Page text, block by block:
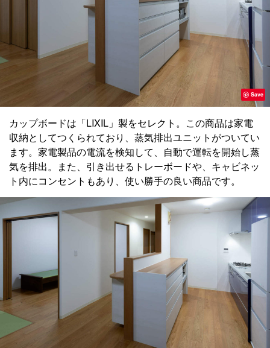
Save
カップボードは「LIXIL」製をセレクト。この商品は家電
収納としてつくられており、蒸気排出ユニットがついてい
ます。家電製品の電流を検知して、自動で運転を開始し蒸
気を排出。また、引き出せるトレーボードや、キャビネッ
ト内にコンセントもあり、使い勝手の良い商品です。